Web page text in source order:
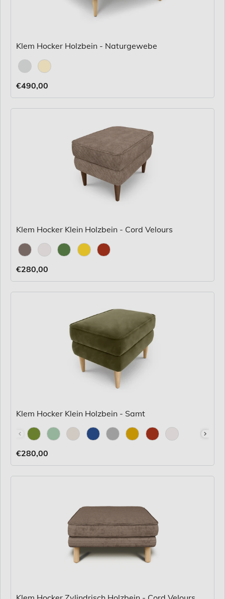
Klem Hocker Holzbein - Naturgewebe
Stoff
€490,00
Klem Hocker Klein Holzbein - Cord Velours
Stoff
€280,00
Klem Hocker Klein Holzbein - Samt
Stoff
€280,00